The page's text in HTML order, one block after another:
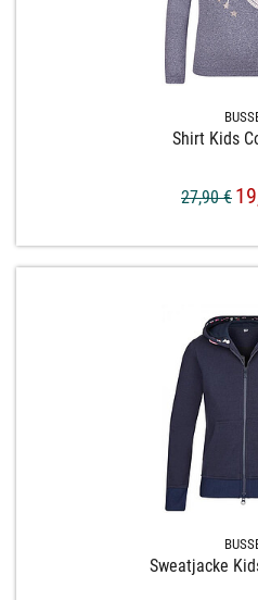
Shirt Kids
27,90 €
Sweatjacke